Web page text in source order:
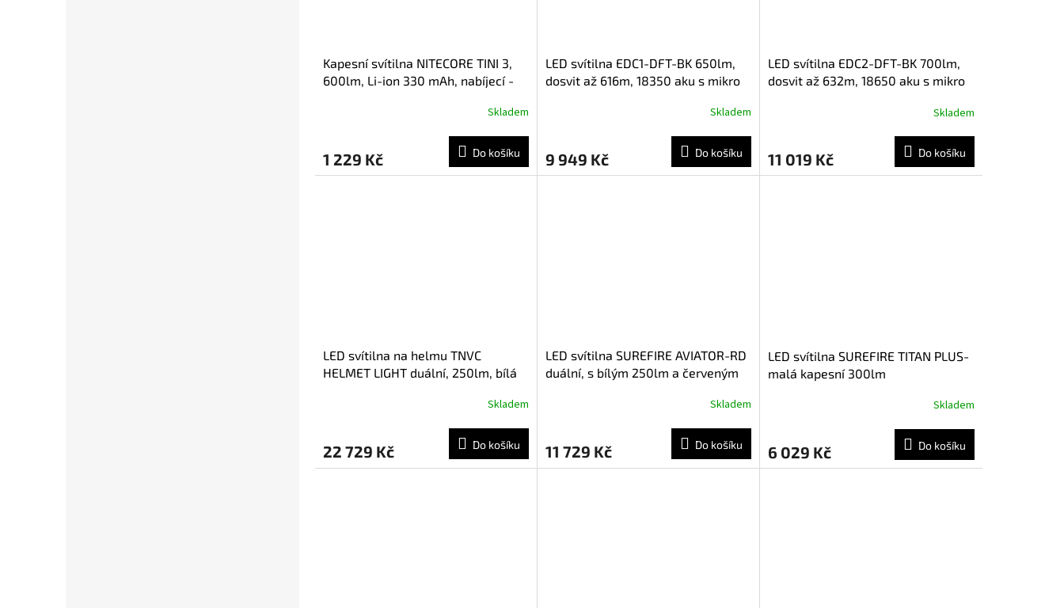
Kapesní svítilna NITECORE TINI 3,
600lm, Li-ion 330 mAh, nabíjecí -
Skladem
1 229 Kč Do košíku
LED svítilna EDC1-DFT-BK 650lm,
dosvit až 616m, 18350 aku s mikro
Skladem
9 949 Kč Do košíku
LED svítilna EDC2-DFT-BK 700lm,
dosvit až 632m, 18650 aku s mikro
Skladem
11 019 Kč Do košíku
LED svítilna na helmu TNVC
HELMET LIGHT duální, 250lm, bílá
Skladem
22 729 Kč Do košíku
LED svítilna SUREFIRE AVIATOR-RD
duální, s bílým 250lm a červeným
Skladem
11 729 Kč Do košíku
LED svítilna SUREFIRE TITAN PLUS-
malá kapesní 300lm
Skladem
6 029 Kč Do košíku